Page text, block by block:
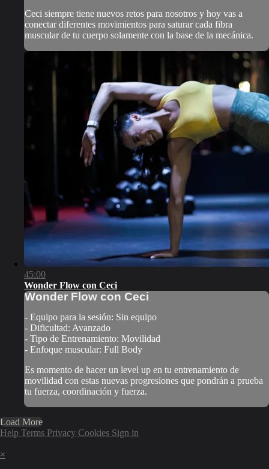
Ceci siempre tiene nuevos retos para nosotros y hoy vas a
conectar diferentes movimientos para saturar cada fibra
muscular de tu cuerpo solamente con la base de la mecánica.
45:00
Wonder Flow con Ceci
Wonder Flow con Ceci
- Equipo para la sesión: Sin equipo
- Dificultad: Avanzado
- Tipo de Entrenamiento: Movilidad
- Enfoque muscular: Full Body
Es momento de hacer un level up en tu entrenamiento de
movilidad con estas nuevas progresiones que pondrán a prueba
tu fuerza, coordinación y fuerza.
Load More
Help Terms Privacy Cookies Sign in
×